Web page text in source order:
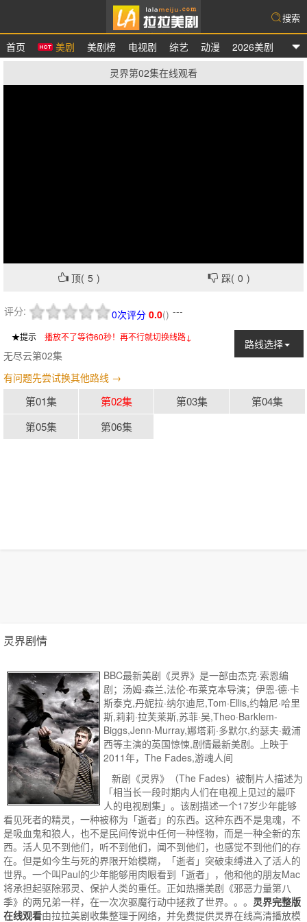
拉拉美剧
首页 美剧 美剧榜 电视剧 综艺 动漫 2026美剧
搜索
灵界第02集在线观看
顶( 5 ) 踩( 0 )
评分: 0.0(
0次评分 ) ---
★提示 播放不了等待60秒！再不行就切换线路↓
路线选择
无尽云第02集
有问题先尝试换其他路线 →
第01集 第02集 第03集
第04集
第05集
第06集
灵界剧情
BBC最新美剧《灵界》是一部由杰克·索恩编
剧；汤姆·森兰,法伦·布莱克本导演；伊恩·德·卡
斯泰克,丹妮拉·纳尔迪尼,Tom·Ellis,约翰尼·哈里
斯,莉莉·拉芙莱斯,苏菲·吴,Theo·Barklem-
Biggs,Jenn·Murray,娜塔莉·多默尔,约瑟夫·戴浦
西等主演的英国惊悚,剧情最新美剧。上映于
2011年，The Fades,游魂人间
新剧《灵界》（The Fades）被制片人描述为
「相当长一段时期内人们在电视上见过的最吓
人的电视剧集」。该剧描述一个17岁少年能够
看见死者的精灵，一种被称为「逝者」的东西。这种东西不是鬼魂，不
是吸血鬼和狼人，也不是民间传说中任何一种怪物，而是一种全新的东
西。活人见不到他们，听不到他们，闻不到他们，也感觉不到他们的存
在。但是如今生与死的界限开始模糊，「逝者」突破束缚进入了活人的
世界。一个叫Paul的少年能够用肉眼看到「逝者」，他和他的朋友Mac
将承担起驱除邪灵、保护人类的重任。正如热播美剧《邪恶力量第八
季》的两兄弟一样，在一次次驱魔行动中拯救了世界。。。 灵界完整版
在线观看由拉拉美剧收集整理于网络，并免费提供灵界在线高清播放模